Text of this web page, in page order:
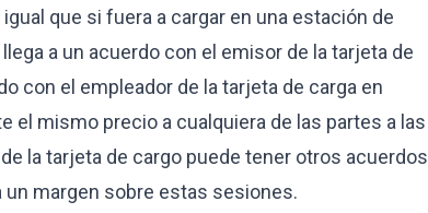
que si fuera a cargar en una estación de
a un acuerdo con el emisor de la tarjeta de
con el empleador de la tarjeta de carga en
el mismo precio a cualquiera de las partes a las
la tarjeta de cargo puede tener otros acuerdos
margen sobre estas sesiones.